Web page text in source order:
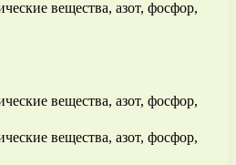
вещества, азот, фосфор,
вещества, азот, фосфор,
вещества, азот, фосфор,